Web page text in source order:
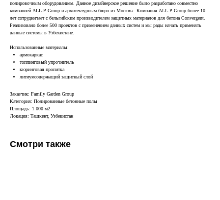
полировочным оборудованием. Данное дизайнерское решение было разработано совместно
компанией ALL-P Group и архитектурным бюро из Москвы. Компания ALL-P Group более 10
лет сотрудничает с бельгийским производителем защитных материалов для бетона Convergent.
Реализовано более 500 проектов с применением данных систем и мы рады начать применять
данные системы в Узбекистане.
Использованные материалы:
армокаркас
топпинговый упрочнитель
кюринговая пропитка
литиумсодержащий защитный слой
Заказчик: Family Garden Group
Категория: Полированные бетонные полы
Площадь: 1 000 м2
Локация: Ташкент, Узбекистан
Смотри также